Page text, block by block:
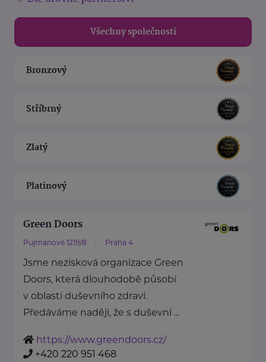
Všechny společnosti
Bronzový
Stříbrný
Zlatý
Platinový
Green Doors
Pujmanové 1219/8 Praha 4
Jsme nezisková organizace Green
Doors, která dlouhodobě působí
v oblasti duševního zdraví.
Předáváme naději, že s duševní ...
https://www.greendoors.cz/
+420 220 951 468